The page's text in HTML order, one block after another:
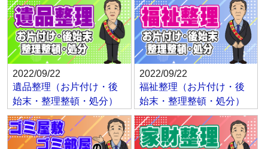
2022/09/22
遺品整理（お片付け・後
始末・整理整頓・処分）
2022/09/22
福祉整理（お片付け・後
始末・整理整頓・処分）